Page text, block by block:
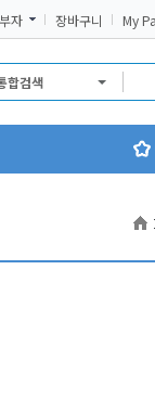
자 장바구니 My
합검색